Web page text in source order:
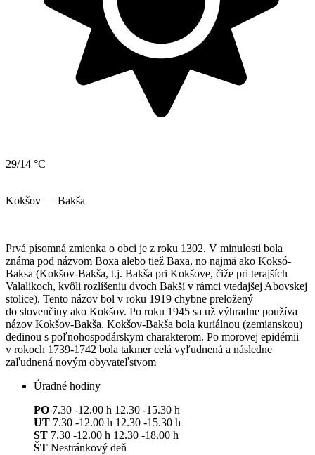
29/14 °C
Kokšov — Bakša
Prvá písomná zmienka o obci je z roku 1302. V minulosti bola
známa pod názvom Boxa alebo tiež Baxa, no najmä ako Koksó-
Baksa (Kokšov-Bakša, t.j. Bakša pri Kokšove, čiže pri terajších
Valalikoch, kvôli rozlíšeniu dvoch Bakší v rámci vtedajšej Abovskej
stolice). Tento názov bol v roku 1919 chybne preložený
do slovenčiny ako Kokšov. Po roku 1945 sa už výhradne používa
názov Kokšov-Bakša. Kokšov-Bakša bola kuriálnou (zemianskou)
dedinou s poľnohospodárskym charakterom. Po morovej epidémii
v rokoch 1739-1742 bola takmer celá vyľudnená a následne
zaľudnená novým obyvateľstvom
Úradné hodiny
PO 7.30 -12.00 h 12.30 -15.30 h
UT 7.30 -12.00 h 12.30 -15.30 h
ST 7.30 -12.00 h 12.30 -18.00 h
ŠT Nestránkový deň